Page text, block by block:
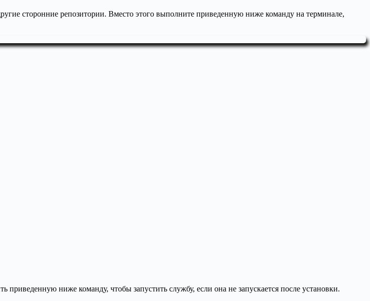
сторонние репозитории. Вместо этого выполните приведенную ниже команду на терминале,
ниже команду, чтобы запустить службу, если она не запускается после установки.